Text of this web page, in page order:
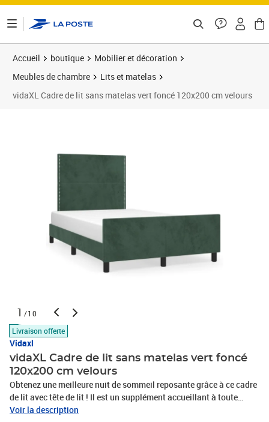
Accueil boutique
Mobilier et décoration
Meubles de chambre
Lits et matelas
vidaXL Cadre de lit sans matelas vert foncé 120x200 cm velours
1 /10
Livraison offerte
Vidaxl
vidaXL Cadre de lit sans matelas vert foncé
120x200 cm velours
Obtenez une meilleure nuit de sommeil reposante grâce à ce cadre
de lit avec tête de lit ! Il est un supplément accueillant à toute
chambre à coucher. Velours doux : le velours est un tissu doux et
Voir la description